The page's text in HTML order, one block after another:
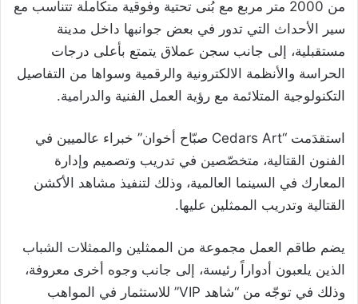
من 2000 متر مربع مع بُنى تحتية وفوقية متكاملة تتناسب مع
سير الأحداث التي تدور في بعض جوانبها داخل مدينة
مستقبلية، إلى جانب سجن عملاق يتمتع بأعلى درجات
الحراسة والأنظمة الالكترونية والرقمية وسواها من التفاصيل
التكنولوجية المتلائمة مع رؤية العمل الفنية والدرامية.
استقدَمت “Cedars Art صبّاح أخوان” خبراء عالميين في
الفنون القتالية، متخصّصين في تدريب وتصميم وإدارة
المعارك في السينما العالمية، وذلك لتنفيذ مشاهد الأكشن
القتالية وتدريب الممثلين عليها.
يضم طاقم العمل مجموعة من الممثلين والممثلات الشباب
الذين يلعبون أدواراً رئيسة، إلى جانب وجوه أخرى معروفة،
وذلك في توجّه من “شاهد VIP” للاستثمار في المواهب